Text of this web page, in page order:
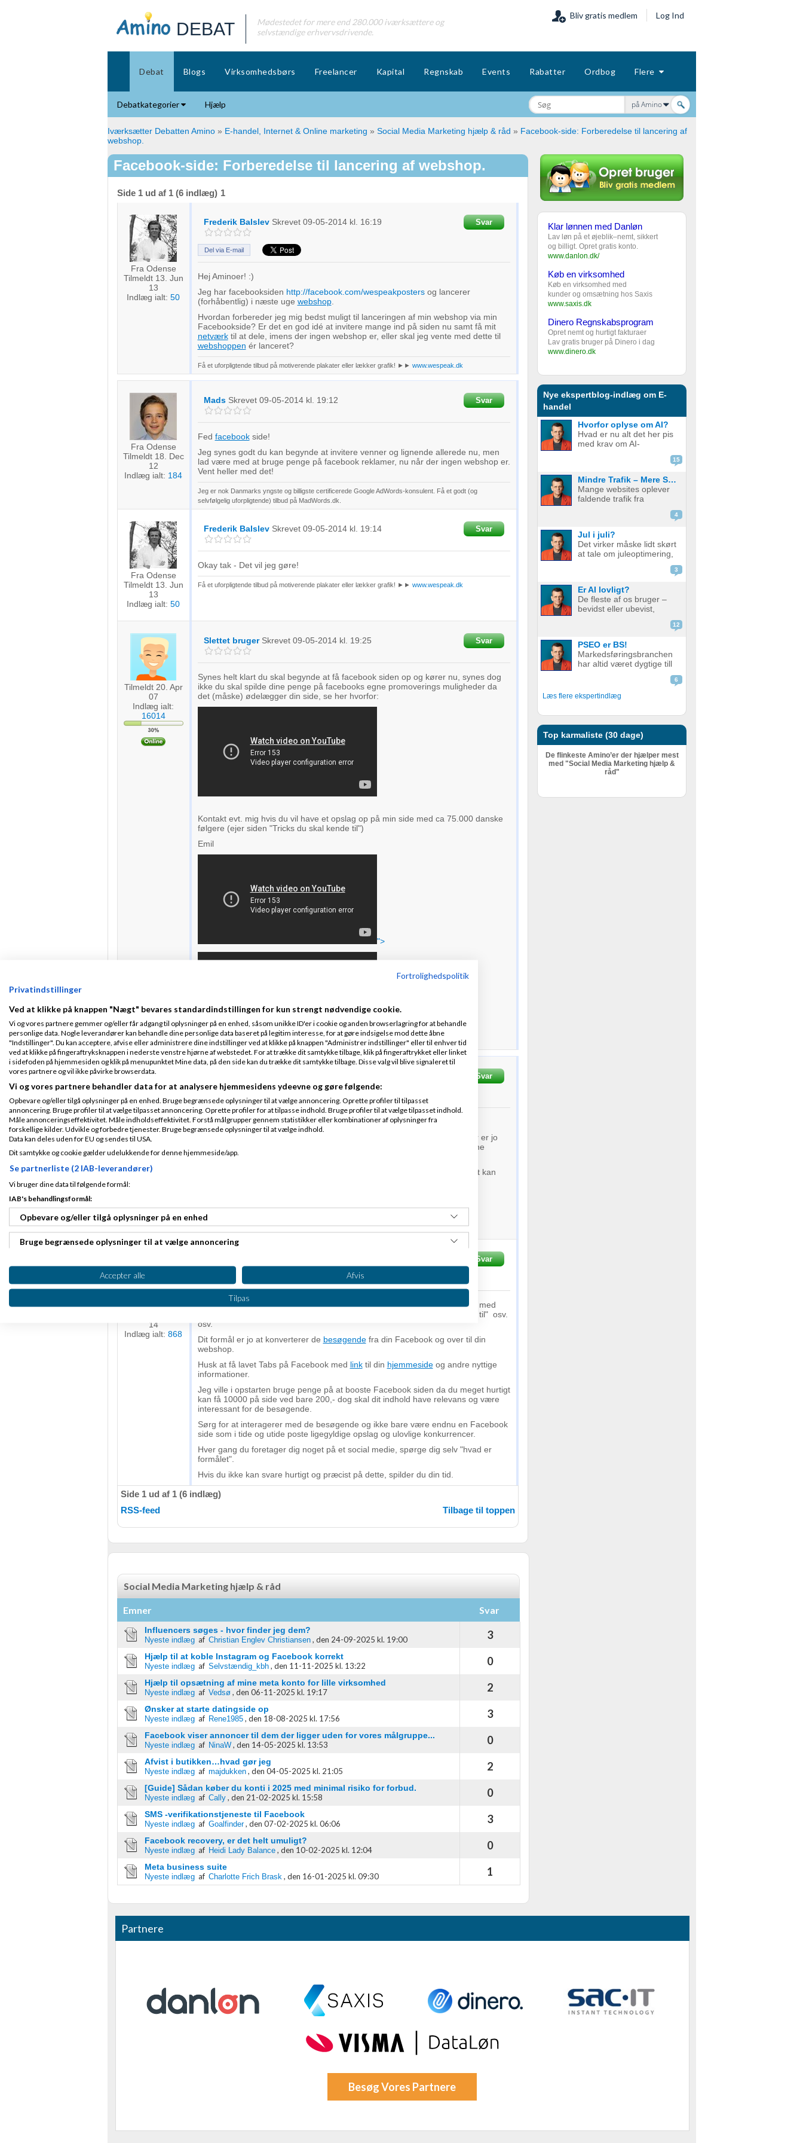
DEBAT
Mødestedet for mere end 280.000 iværksættere og
selvstændige erhvervsdrivende.
Bliv gratis medlem Log Ind
Debat Blogs Virksomhedsbørs Freelancer Kapital Regnskab Events Rabatter Ordbog Flere
Debatkategorier Hjælp på Amino
Iværksætter Debatten Amino » E-handel, Internet & Online marketing » Social Media Marketing hjælp & råd » Facebook-side: Forberedelse til lancering af
webshop.
Facebook-side: Forberedelse til lancering af webshop.
Side 1 ud af 1 (6 indlæg) 1
Fra Odense
Tilmeldt 13. Jun
13
Indlæg ialt: 50
Frederik Balslev Skrevet 09-05-2014kl. 16:19 Svar
Del via E-mail
Hej Aminoer! :)
Jeg har facebooksiden http://facebook.com/wespeakpostersog lancerer
(forhåbentlig) i næste uge webshop.
Hvordan forbereder jeg mig bedst muligt til lanceringen af min webshop via min
Facebookside? Er det en god idé at invitere mange ind på siden nu samt få mit
netværktil at dele, imens der ingen webshop er, eller skal jeg vente med dette til
webshoppen ér lanceret?
Få et uforpligtende tilbud på motiverende plakater eller lækker grafik! ►► www.wespeak.dk
Fra Odense
Tilmeldt 18. Dec
12
Indlæg ialt: 184
Mads Skrevet 09-05-2014kl. 19:12 Svar
Fed facebookside!
Jeg synes godt du kan begynde at invitere venner og lignende allerede nu, men
lad være med at bruge penge på facebook reklamer, nu når der ingen webshop er.
Vent heller med det!
Jeg er nok Danmarks yngste og billigste certificerede Google AdWords-konsulent. Få et godt (og
selvfølgelig uforpligtende) tilbud på MadWords.dk.
Fra Odense
Tilmeldt 13. Jun
13
Indlæg ialt: 50
Frederik Balslev Skrevet 09-05-2014kl. 19:14 Svar
Okay tak - Det vil jeg gøre!
Få et uforpligtende tilbud på motiverende plakater eller lækker grafik! ►► www.wespeak.dk
Tilmeldt 20. Apr
07
Indlæg ialt:
16014
Slettet bruger Skrevet 09-05-2014kl. 19:25 Svar
Synes helt klart du skal begynde at få facebook siden op og kører nu, synes dog
ikke du skal spilde dine penge på facebooks egne promoverings muligheder da
det (måske) ødelægger din side, se her hvorfor:
Kontakt evt. mig hvis du vil have et opslag op på min side med ca 75.000 danske
følgere (ejer siden "Tricks du skal kende til")
Emil
">
">
Fra
Frederiksberg
Tilmeldt 5. May
14
05-2014kl. 20:14
Svar
Hej Frederik :-)
Jeg synes helt klar at du skal dele den med dit netværk. Enhver FB-bruger er jo
connected med 2-300 venner, der også vil se at de har liket din side og dine
produkter. Så spred budskabet med alle du kender :-)
gennem Facebook på webshop, og det kan
Mvh Mads
http://www.socialsuccess.dk
Fra The Moon
14
Indlæg ialt: 868
kl. 14:30
Svar
Du bør vente med at hive venner indenfor indtil du har din webshop oppe, med
ala "nu 30 dage til..." " Nu 10 dage til" osv.
osv.
Dit formål er jo at konverterer de besøgendefra din Facebook og over til din
webshop.
Husk at få lavet Tabs på Facebook med linktil din hjemmesideog andre nyttige
informationer.
Jeg ville i opstarten bruge penge på at booste Facebook siden da du meget hurtigt
kan få 10000 på side ved bare 200,- dog skal dit indhold have relevans og være
interessant for de besøgende.
Sørg for at interagerer med de besøgende og ikke bare være endnu en Facebook
side som i tide og utide poste ligegyldige opslag og ulovlige konkurrencer.
Hver gang du foretager dig noget på et social medie, spørge dig selv "hvad er
formålet".
Hvis du ikke kan svare hurtigt og præcist på dette, spilder du din tid.
Side 1 ud af 1 (6 indlæg)
RSS-feed
Tilbage til toppen
Social Media Marketing hjælp & råd
Emner Svar
Influencers søges - hvor finder jeg dem?
Nyeste indlægaf Christian Englev Christiansen , den 24-09-2025 kl. 19:00 3
Hjælp til at koble Instagram og Facebook korrekt
Nyeste indlægaf Selvstændig_kbh , den 11-11-2025 kl. 13:22 0
Hjælp til opsætning af mine meta konto for lille virksomhed
Nyeste indlægaf Vedsø , den 06-11-2025 kl. 19:17 2
Ønsker at starte datingside op
Nyeste indlægaf Rene1985 , den 18-08-2025 kl. 17:56 3
Facebook viser annoncer til dem der ligger uden for vores målgruppe...
Nyeste indlægaf NinaW , den 14-05-2025 kl. 13:53 0
Afvist i butikken…hvad gør jeg
Nyeste indlægaf majdukken , den 04-05-2025 kl. 21:05 2
[Guide] Sådan køber du konti i 2025 med minimal risiko for forbud.
Nyeste indlægaf Cally , den 21-02-2025 kl. 15:58 0
SMS -verifikationstjeneste til Facebook
Nyeste indlægaf Goalfinder , den 07-02-2025 kl. 06:06 3
Facebook recovery, er det helt umuligt?
Nyeste indlægaf Heidi Lady Balance , den 10-02-2025 kl. 12:04 0
Meta business suite
Nyeste indlægaf Charlotte Frich Brask , den 16-01-2025 kl. 09:30 1
Klar lønnen med Danløn
Lav løn på et øjeblik–nemt, sikkert
og billigt. Opret gratis konto.
www.danlon.dk/
Køb en virksomhed
Køb en virksomhed med
kunder og omsætning hos Saxis
www.saxis.dk
Dinero Regnskabsprogram
Opret nemt og hurtigt fakturaer
Lav gratis bruger på Dinero i dag
www.dinero.dk
Nye ekspertblog-indlæg om E-
handel
Hvorfor oplyse om AI?
Hvad er nu alt det her pis
med krav om AI-
have det. Spotify vil have
hopper også med på
vognen. Men… hvorfor
egentlig? OK, boomer –
15
Mindre Trafik – Mere Salg
Mange websites oplever
faldende trafik fra
Google. Nogle mistænker
de bare ikke ranker så
godt som før. Men er det
nu så slemt? Måske er det
4
Jul i juli?
Det virker måske lidt skørt
at tale om juleoptimering,
faktisk god grund til det.
Alt for mange glemmer at
forberede deres website
3
Er AI lovligt?
De fleste af os bruger –
bevidst eller ubevist,
eller delvist bygger på AI.
stille spørgsmål ved, om
det er lovligt. AI er en
meget bred betegnelse
12
PSEO er BS!
Markedsføringsbranchen
har altid været dygtige till
at pakke gammel fisk ind i
Nogle gange lidt for
dygtige. Giv en støvet,
meget kr...
6
Læs flere ekspertindlæg
Top karmaliste (30 dage)
De flinkeste Amino’er der hjælper mest
med "Social Media Marketing hjælp &
råd"
Partnere
Besøg Vores Partnere
Fortrolighedspolitik
Privatindstillinger
Ved at klikke på knappen "Nægt" bevares standardindstillingen for kun strengt nødvendige cookie.
Vi og vores partnere gemmer og/eller får adgang til oplysninger på en enhed, såsom unikke ID'er i cookie og anden browserlagring for at behandle
personlige data. Nogle leverandører kan behandle dine personlige data baseret på legitim interesse, for at gøre indsigelse mod dette åbne
"Indstillinger". Du kan acceptere, afvise eller administrere dine indstillinger ved at klikke på knappen "Administrer indstillinger" eller til enhver tid
ved at klikke på fingeraftryksknappen i nederste venstre hjørne af webstedet. For at trække dit samtykke tilbage, klik på fingeraftrykket eller linket
i sidefoden på hjemmesiden og klik på menupunktet Mine data, på den side kan du trække dit samtykke tilbage. Disse valg vil blive signaleret til
vores partnere og vil ikke påvirke browserdata.
Vi og vores partnere behandler data for at analysere hjemmesidens ydeevne og gøre følgende:
Opbevare og/eller tilgå oplysninger på en enhed. Bruge begrænsede oplysninger til at vælge annoncering. Oprette profiler til tilpasset
annoncering. Bruge profiler til at vælge tilpasset annoncering. Oprette profiler for at tilpasse indhold. Bruge profiler til at vælge tilpasset indhold.
Måle annonceringseffektivitet. Måle indholdseffektivitet. Forstå målgrupper gennem statistikker eller kombinationer af oplysninger fra
forskellige kilder. Udvikle og forbedre tjenester. Bruge begrænsede oplysninger til at vælge indhold.
Data kan deles uden for EU og sendes til USA.
Dit samtykke og cookie gælder udelukkende for denne hjemmeside/app.
Se partnerliste (2 IAB-leverandører)
Vi bruger dine data til følgende formål:
IAB's behandlingsformål:
Opbevare og/eller tilgå oplysninger på en enhed
Bruge begrænsede oplysninger til at vælge annoncering
Oprette profiler til tilpasset annoncering
Bruge profiler til at vælge tilpasset annoncering
Bruge profiler til at vælge tilpasset indhold
Forstå målgrupper gennem statistikker eller kombinationer af oplysninger fra forskellige
Bruge begrænsede oplysninger til at vælge indhold
Bruge præcise geografiske placeringsoplysninger
Accepter alle Afvis
Tilpas